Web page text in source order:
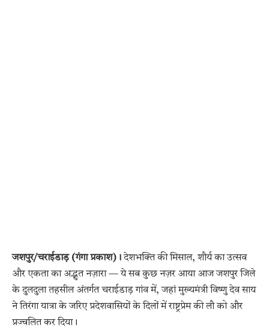
जशपुर/चराईडाड़ (गंगा प्रकाश)। देशभक्ति की मिसाल, शौर्य का उत्सव
और एकता का अद्भुत नज़ारा — ये सब कुछ नज़र आया आज जशपुर जिले
के दुलदुला तहसील अंतर्गत चराईडाड़ गांव में, जहां मुख्यमंत्री विष्णु देव साय
ने तिरंगा यात्रा के जरिए प्रदेशवासियों के दिलों में राष्ट्रप्रेम की लौ को और
प्रज्वलित कर दिया।